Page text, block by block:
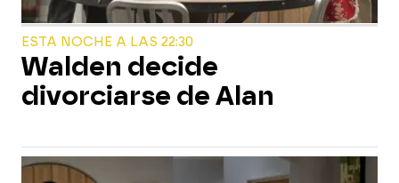
ESTA NOCHE A LAS 22:30
Walden decide
divorciarse de Alan